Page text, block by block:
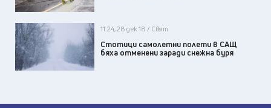
11:24, 28 дек 18 / Свят
Стотици самолетни полети в САЩ
бяха отменени заради снежна буря